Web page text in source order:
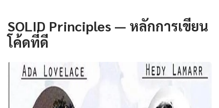
SOLID Principles — หลักการเขียน
โค้ดที่ดี